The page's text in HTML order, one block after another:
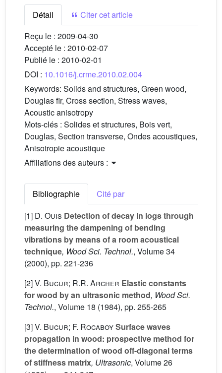
Détail
Citer cet article
Reçu le : 2009-04-30
Accepté le : 2010-02-07
Publié le : 2010-02-01
DOI : 10.1016/j.crme.2010.02.004
Keywords: Solids and structures, Green wood,
Douglas fir, Cross section, Stress waves,
Acoustic anisotropy
Mots-clés : Solides et structures, Bois vert,
Douglas, Section transverse, Ondes acoustiques,
Anisotropie acoustique
Affiliations des auteurs :
Bibliographie
Cité par
[1] D. Ouis Detection of decay in logs through
measuring the dampening of bending
vibrations by means of a room acoustical
technique, Wood Sci. Technol., Volume 34
(2000), pp. 221-236
[2]V. Bucur; R.R. Archer Elastic constants
for wood by an ultrasonic method, Wood Sci.
Technol., Volume 18 (1984), pp. 255-265
[3]V. Bucur; F. RocaboySurface waves
propagation in wood: prospective method for
the determination of wood off-diagonal terms
of stiffness matrix, Ultrasonic, Volume 26